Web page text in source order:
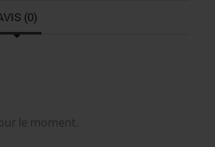
(0)
le moment.